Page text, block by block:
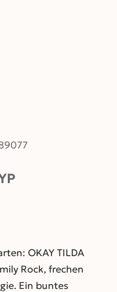
OKAY TILDA
Rock, frechen
Ein buntes